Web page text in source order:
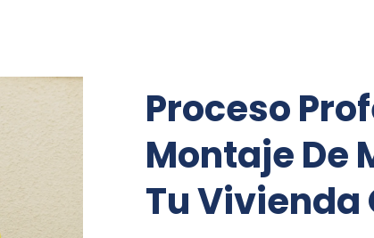
Proceso
Montaje De
Tu Vivienda